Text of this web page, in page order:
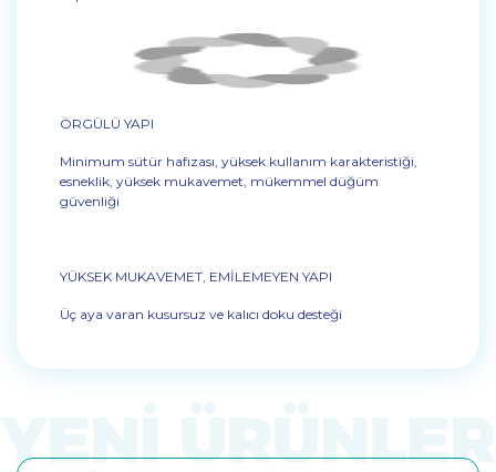
ÖRGÜLÜ YAPI
Minimum sütür hafızası, yüksek kullanım karakteristiği,
esneklik, yüksek mukavemet, mükemmel düğüm
güvenliği
YÜKSEK MUKAVEMET, EMİLEMEYEN YAPI
Üç aya varan kusursuz ve kalıcı doku desteği